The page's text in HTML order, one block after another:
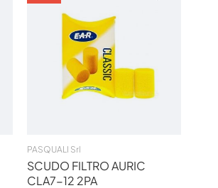
PASQUALI Srl
SCUDO FILTRO AURIC
CLA7-12 2PA